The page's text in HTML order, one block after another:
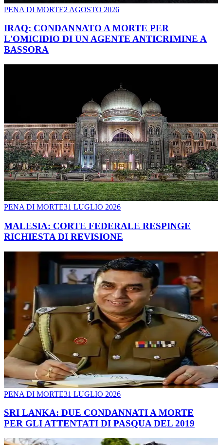
PENA DI MORTE2 AGOSTO 2026
IRAQ: CONDANNATO A MORTE PER
L'OMICIDIO DI UN AGENTE ANTICRIMINE A
BASSORA
PENA DI MORTE31 LUGLIO 2026
MALESIA: CORTE FEDERALE RESPINGE
RICHIESTA DI REVISIONE
PENA DI MORTE31 LUGLIO 2026
SRI LANKA: DUE CONDANNATI A MORTE
PER GLI ATTENTATI DI PASQUA DEL 2019